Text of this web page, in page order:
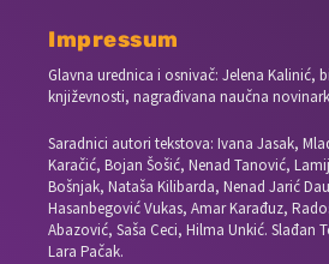
Impressum
Glavna urednica i osnivač: Jelena Kalinić,
književnosti, nagrađivana naučna
Saradnici autori tekstova: Ivana Jasak,
Karačić, Bojan Šošić, Nenad Tanović,
Bošnjak, Nataša Kilibarda, Nenad Jarić
Hasanbegović Vukas, Amar Karađuz,
Abazović, Saša Ceci, Hilma Unkić. Slađan
Lara Pačak.